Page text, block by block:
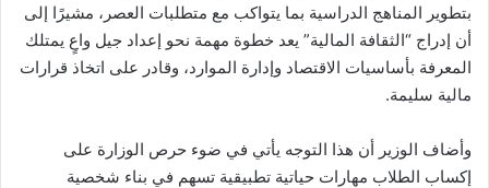
بتطوير المناهج الدراسية بما يتواكب مع متطلبات العصر، مشيرًا إلى
أن إدراج “الثقافة المالية” يعد خطوة مهمة نحو إعداد جيل واعٍ يمتلك
المعرفة بأساسيات الاقتصاد وإدارة الموارد، وقادر على اتخاذ قرارات
مالية سليمة.
وأضاف الوزير أن هذا التوجه يأتي في ضوء حرص الوزارة على
إكساب الطلاب مهارات حياتية تطبيقية تسهم في بناء شخصية